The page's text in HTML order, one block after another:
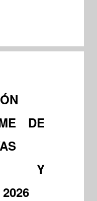
DE
Y